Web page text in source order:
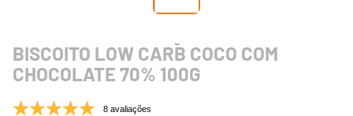
BISCOITO LOW CARB COCO COM
CHOCOLATE 70% 100G
8 avaliações